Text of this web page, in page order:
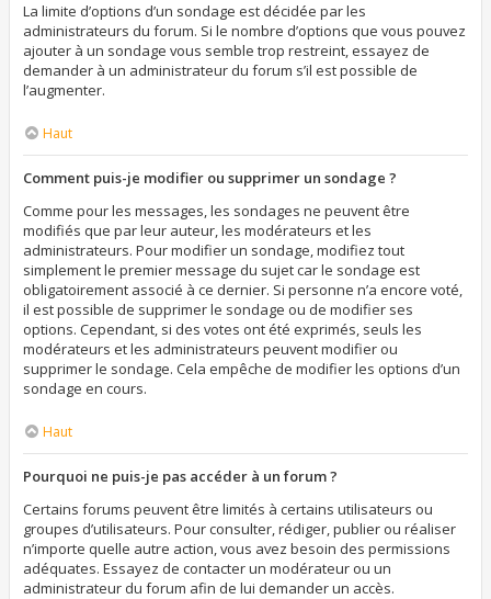
La limite d’options d’un sondage est décidée par les
administrateurs du forum. Si le nombre d’options que vous pouvez
ajouter à un sondage vous semble trop restreint, essayez de
demander à un administrateur du forum s’il est possible de
l’augmenter.
Haut
Comment puis-je modifier ou supprimer un sondage ?
Comme pour les messages, les sondages ne peuvent être
modifiés que par leur auteur, les modérateurs et les
administrateurs. Pour modifier un sondage, modifiez tout
simplement le premier message du sujet car le sondage est
obligatoirement associé à ce dernier. Si personne n’a encore voté,
il est possible de supprimer le sondage ou de modifier ses
options. Cependant, si des votes ont été exprimés, seuls les
modérateurs et les administrateurs peuvent modifier ou
supprimer le sondage. Cela empêche de modifier les options d’un
sondage en cours.
Haut
Pourquoi ne puis-je pas accéder à un forum ?
Certains forums peuvent être limités à certains utilisateurs ou
groupes d’utilisateurs. Pour consulter, rédiger, publier ou réaliser
n’importe quelle autre action, vous avez besoin des permissions
adéquates. Essayez de contacter un modérateur ou un
administrateur du forum afin de lui demander un accès.